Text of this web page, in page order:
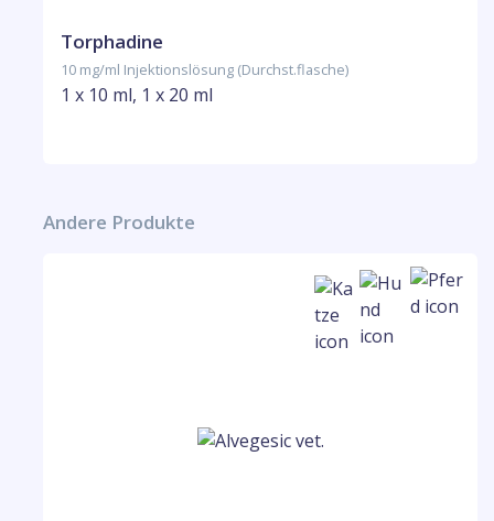
Torphadine
10 mg/ml Injektionslösung (Durchst.flasche)
1 x 10 ml, 1 x 20 ml
Andere Produkte